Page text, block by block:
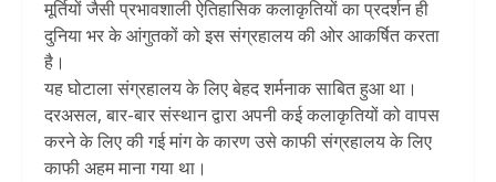
मूर्तियों जैसी प्रभावशाली ऐतिहासिक कलाकृतियों का प्रदर्शन ही
दुनिया भर के आंगुतकों को इस संग्रहालय की ओर आकर्षित करता
है।
यह घोटाला संग्रहालय के लिए बेहद शर्मनाक साबित हुआ था।
दरअसल, बार-बार संस्थान द्वारा अपनी कई कलाकृतियों को वापस
करने के लिए की गई मांग के कारण उसे काफी संग्रहालय के लिए
काफी अहम माना गया था।